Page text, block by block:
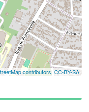
contributors, CC-BY-SA